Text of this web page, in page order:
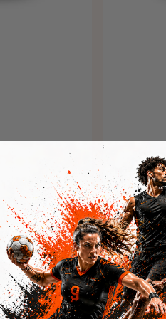
5.0 av 5 mulige
Molten
Molten
799,-